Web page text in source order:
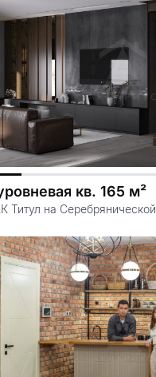
кв. 165 м²
Титул на Серебрянической